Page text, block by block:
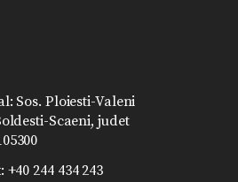
Sos. Ploiesti-Valeni
Scaeni, judet
244 434 243